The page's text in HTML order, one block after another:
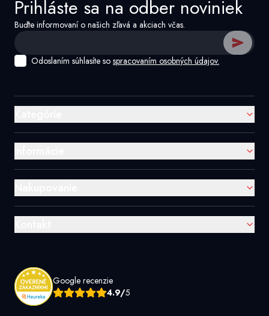
Prihláste sa na odber noviniek
Buďte informovaní o našich zľavá a akciach včas.
Odoslaním súhlasíte so spracovaním osobných údajov.
Google recenzie
4.9/5